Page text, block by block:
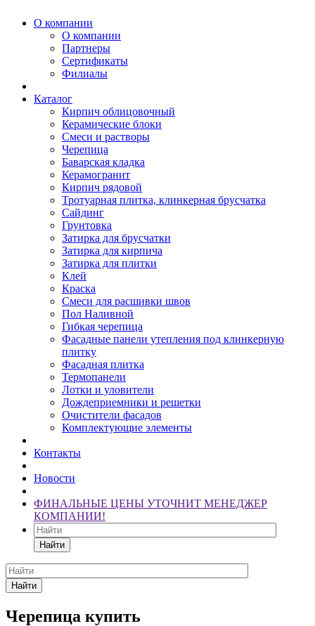
О компании
О компании
Партнеры
Сертификаты
Филиалы
Каталог
Кирпич облицовочный
Керамические блоки
Смеси и растворы
Черепица
Баварская кладка
Керамогранит
Кирпич рядовой
Тротуарная плитка, клинкерная брусчатка
Сайдинг
Грунтовка
Затирка для брусчатки
Затирка для кирпича
Затирка для плитки
Клей
Краска
Смеси для расшивки швов
Пол Наливной
Гибкая черепица
Фасадные панели утепления под клинкерную
плитку
Фасадная плитка
Термопанели
Лотки и уловители
Дождеприемники и решетки
Очистители фасадов
Комплектующие элементы
Контакты
Новости
ФИНАЛЬНЫЕ ЦЕНЫ УТОЧНИТ МЕНЕДЖЕР
КОМПАНИИ!
Найти
Найти
Черепица купить